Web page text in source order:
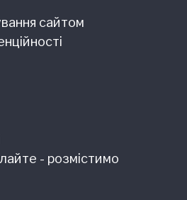
сайтом
- розмістимо